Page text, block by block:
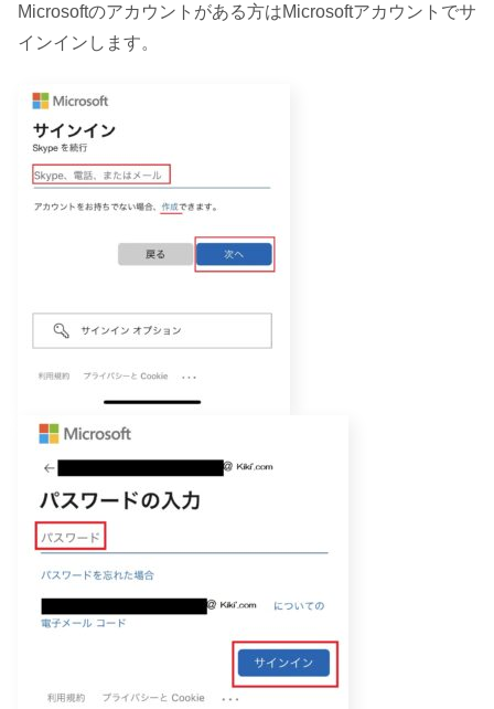
Microsoftのアカウントがある方はMicrosoftアカウントでサ
インインします。